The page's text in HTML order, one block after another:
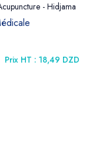
- Hidjama
Prix HT : 18,49 DZD